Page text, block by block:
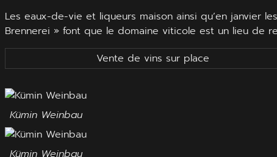
Les eaux-de-vie et liqueurs maison ainsi qu’en janvier
Brennerei » font que le domaine viticole est un lieu de
Vente de vins sur place
Kümin Weinbau
Kümin Weinbau